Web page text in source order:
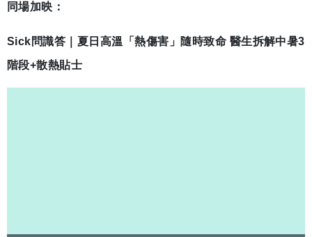
同場加映：
Sick問識答｜夏日高溫「熱傷害」隨時致命 醫生拆解中暑3
階段+散熱貼士